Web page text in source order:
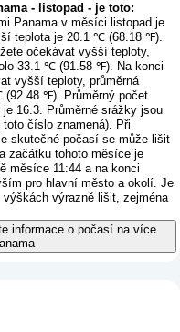
- listopad - je toto:
Panama v měsíci listopad je
teplota je 20.1 ℃ (68.18 ℉).
očekávat vyšší teploty,
33.1 ℃ (91.58 ℉). Na konci
vyšší teploty, průměrná
℉). Průměrný počet
16.3. Průměrné srážky jsou
číslo znamená). Při
skutečné počasí se může lišit
začátku tohoto měsíce je
měsíce 11:44 a na konci
pro hlavní město a okolí. Je
výrazně lišit, zejména
informace o počasí na více